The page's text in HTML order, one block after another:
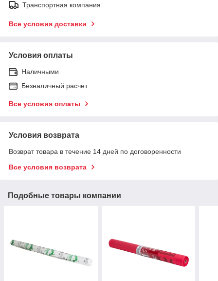
Транспортная компания
Все условия доставки
Условия оплаты
Наличными
Безналичный расчет
Все условия оплаты
Условия возврата
Возврат товара в течение 14 дней по договоренности
Все условия возврата
Подобные товары компании